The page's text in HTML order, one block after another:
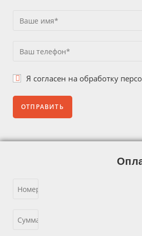
Я согласен на обработку